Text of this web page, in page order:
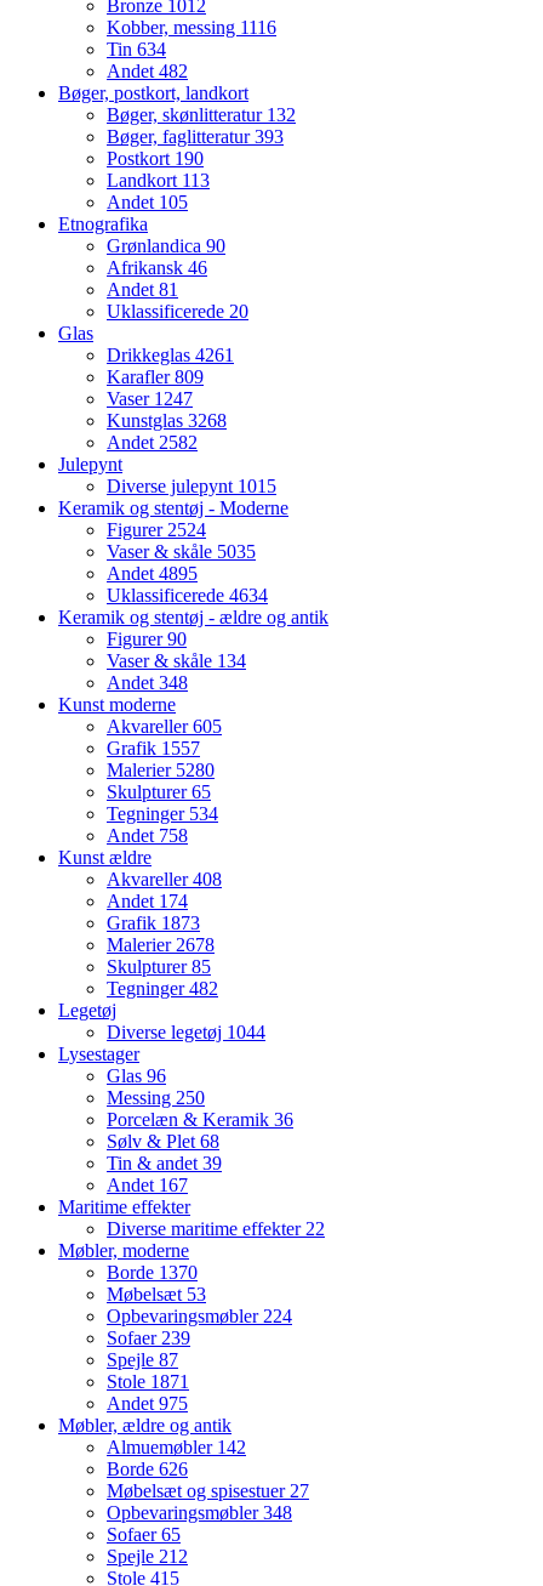
Bronze 1012
Kobber, messing 1116
Tin 634
Andet482
Bøger, postkort, landkort
Bøger, skønlitteratur 132
Bøger, faglitteratur393
Postkort 190
Landkort 113
Andet 105
Etnografika
Grønlandica 90
Afrikansk 46
Andet81
Uklassificerede 20
Glas
Drikkeglas 4261
Karafler809
Vaser 1247
Kunstglas 3268
Andet2582
Julepynt
Diverse julepynt 1015
Keramik og stentøj - Moderne
Figurer2524
Vaser & skåle 5035
Andet4895
Uklassificerede 4634
Keramik og stentøj - ældre og antik
Figurer90
Vaser & skåle 134
Andet348
Kunst moderne
Akvareller605
Grafik 1557
Malerier 5280
Skulpturer65
Tegninger 534
Andet 758
Kunst ældre
Akvareller408
Andet 174
Grafik 1873
Malerier2678
Skulpturer85
Tegninger482
Legetøj
Diverse legetøj 1044
Lysestager
Glas 96
Messing 250
Porcelæn & Keramik 36
Sølv & Plet68
Tin & andet39
Andet 167
Maritime effekter
Diverse maritime effekter22
Møbler, moderne
Borde 1370
Møbelsæt 53
Opbevaringsmøbler224
Sofaer239
Spejle 87
Stole 1871
Andet975
Møbler, ældre og antik
Almuemøbler 142
Borde 626
Møbelsæt og spisestuer27
Opbevaringsmøbler348
Sofaer65
Spejle 212
Stole 415